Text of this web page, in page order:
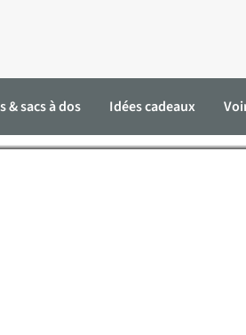
& sacs à dos Idées cadeaux